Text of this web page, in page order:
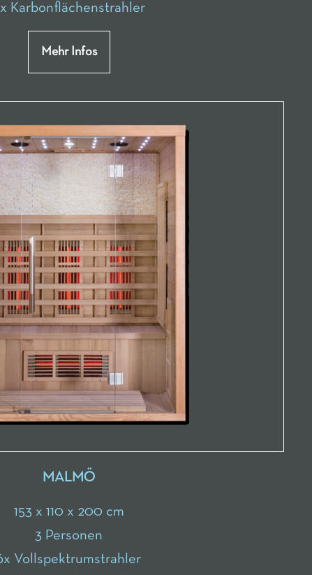
Karbonflächenstrahler
Mehr Infos
MALMÖ
153 x 110 x 200 cm
3 Personen
Vollspektrumstrahler